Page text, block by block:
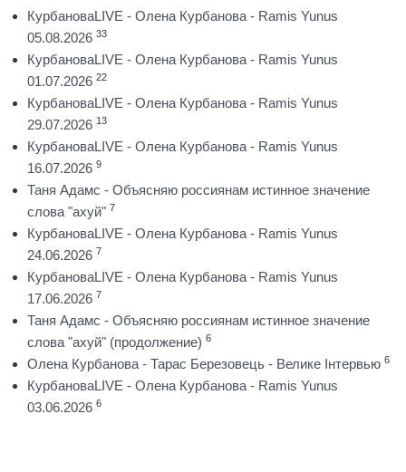
КурбановаLIVE - Олена Курбанова - Ramis Yunus
05.08.2026 33
КурбановаLIVE - Олена Курбанова - Ramis Yunus
01.07.2026 22
КурбановаLIVE - Олена Курбанова - Ramis Yunus
29.07.2026 13
КурбановаLIVE - Олена Курбанова - Ramis Yunus
16.07.2026 9
Таня Адамс - Объясняю россиянам истинное значение
слова "ахуй" 7
КурбановаLIVE - Олена Курбанова - Ramis Yunus
24.06.2026 7
КурбановаLIVE - Олена Курбанова - Ramis Yunus
17.06.2026 7
Таня Адамс - Объясняю россиянам истинное значение
слова "ахуй" (продолжение) 6
Олена Курбанова - Тарас Березовець - Велике Інтервью 6
КурбановаLIVE - Олена Курбанова - Ramis Yunus
03.06.2026 6